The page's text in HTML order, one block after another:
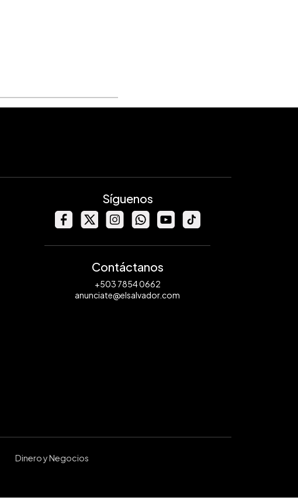
Síguenos
Contáctanos
+503 7854 0662
anunciate@elsalvador.com
Dinero y Negocios